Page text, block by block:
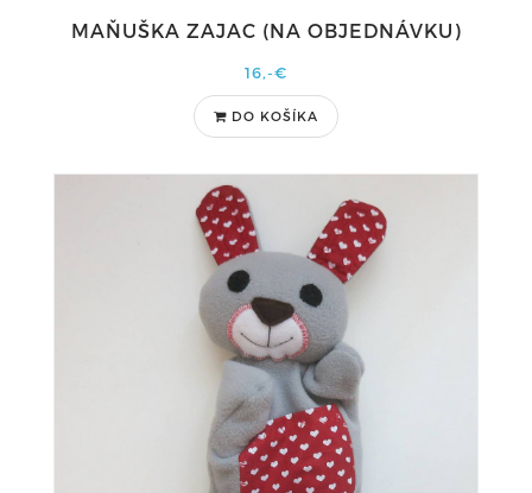
MAŇUŠKA ZAJAC (NA OBJEDNÁVKU)
16,-€
DO KOŠÍKA